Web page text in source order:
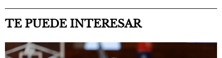
TE PUEDE INTERESAR